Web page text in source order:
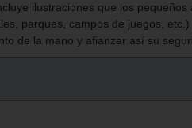
ilustraciones que los pequeños
parques, campos de juegos, etc.)
de la mano y afianzar así su